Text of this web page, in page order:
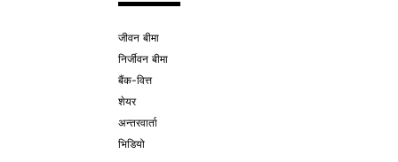
जीवन बीमा
निर्जीवन बीमा
बैंक-वित्त
शेयर
अन्तरवार्ता
भिडियो